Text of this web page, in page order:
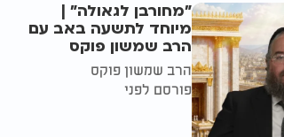
"מחורבן לגאולה" |
מיוחד לתשעה באב עם
הרב שמשון פוקס
הרב שמשון פוקס
פורסם לפני